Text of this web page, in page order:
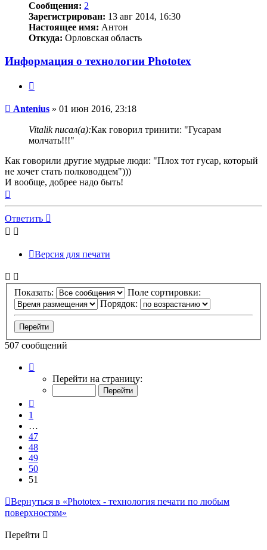
Сообщения: 2
Зарегистрирован: 13 авг 2014, 16:30
Настоящее имя: Антон
Откуда: Орловская область
Информация о технологии Phototex
Непрочитанное
Antenius » 01 июн 2016, 23:18
Vitalik писал(а):Как говорил тринити: "Гусарам
молчать!!!"
Как говорили другие мудрые люди: "Плох тот гусар, который
не хочет стать полководцем")))
И вообще, добрее надо быть!
началу
Ответить
Версия для печати
Показать:
Поле сортировки:
Порядок:
507 сообщений
51
Перейти на страницу:
1
…
47
48
49
50
51
Вернуться в «Phototex - технология печати по любым
поверхностям»
Перейти